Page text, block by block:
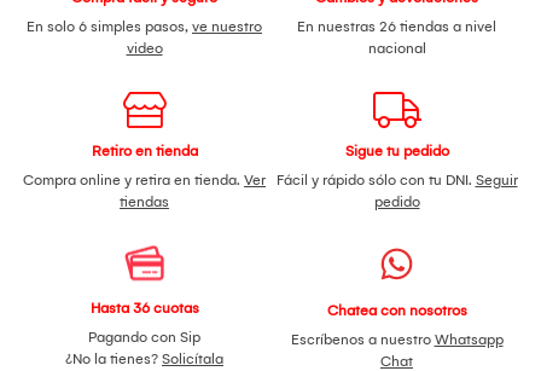
En solo 6 simples pasos, ve nuestro
video
En nuestras 26 tiendas a nivel
nacional
Retiro en tienda
Compra online y retira en tienda. Ver
tiendas
Sigue tu pedido
Fácil y rápido sólo con tu DNI. Seguir
pedido
Hasta 36 cuotas
Pagando con Sip
¿No la tienes? Solicítala
Chatea con nosotros
Escríbenos a nuestro Whatsapp
Chat